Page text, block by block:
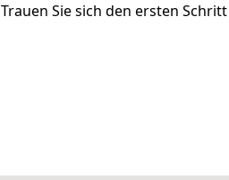
Trauen Sie sich den ersten